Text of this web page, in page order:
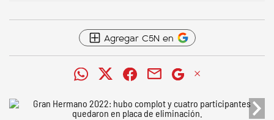
Agregar C5N en